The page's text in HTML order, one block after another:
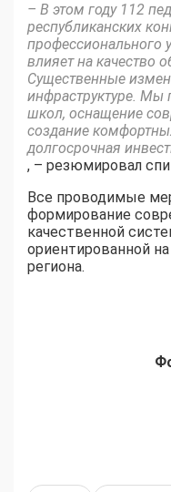
– В этом году 112
республиканских
профессионального
влияет на качество
Существенные
инфраструктуре.
школ, оснащение
создание
долгосрочная
, – резюмировал
Все проводимые
формирование
качественной
ориентированной
региона.